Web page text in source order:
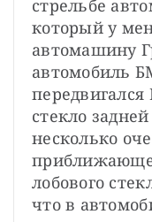
стрельбе
который у
автомашину
автомобиль
передвигался
стекло
несколько
лобового
что в